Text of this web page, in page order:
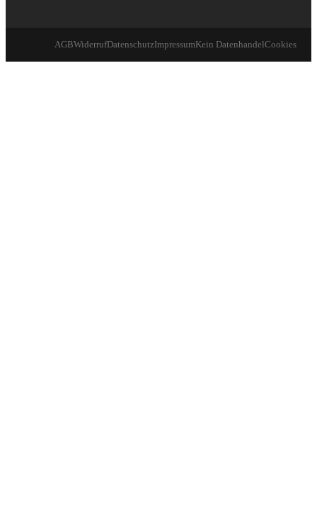
AGBWiderrufDatenschutzImpressumKein DatenhandelCookies